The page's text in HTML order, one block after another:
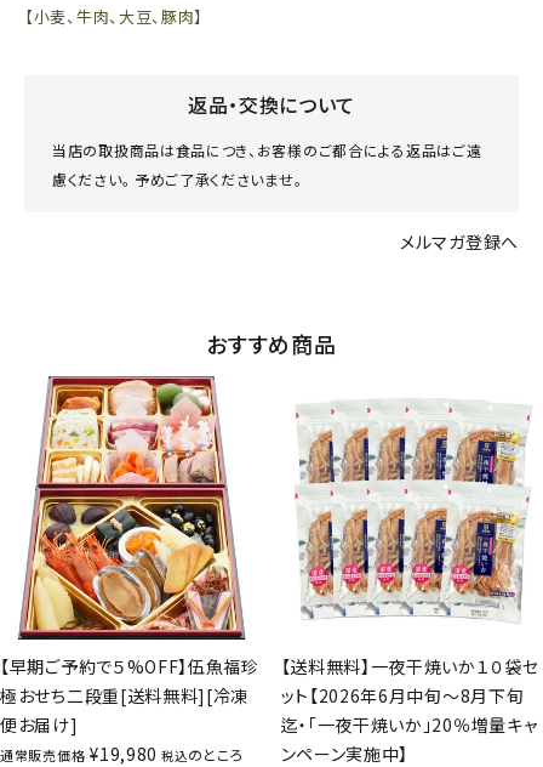
【小麦、牛肉、大豆、豚肉】
返品・交換について
当店の取扱商品は食品につき、お客様のご都合による返品はご遠
慮ください。 予めご了承くださいませ。
メルマガ登録へ
おすすめ商品
【早期ご予約で５%OFF】伍魚福珍
極おせち二段重[送料無料][冷凍
便お届け]
通常販売価格 ¥19,980 税込のところ
【送料無料】一夜干焼いか１０袋セ
ット【2026年6月中旬～8月下旬
迄・「一夜干焼いか」20％増量キャ
ンペーン実施中】